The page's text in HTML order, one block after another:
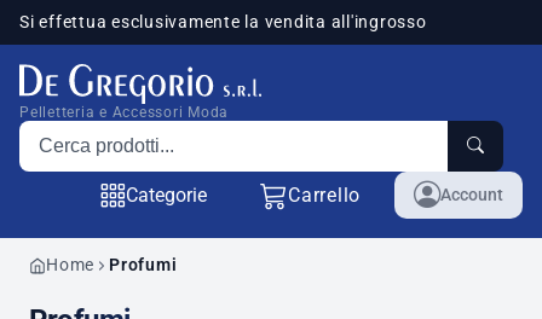
Si effettua esclusivamente la vendita all'ingrosso
Pelletteria e Accessori Moda
Cerca prodotti
Categorie Carrello Account
Home Profumi